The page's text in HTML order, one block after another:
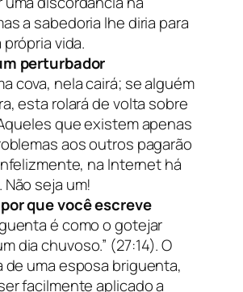
a sabedoria lhe diria para
vida.
perturbador
cova, nela cairá; se alguém
esta rolará de volta sobre
que existem apenas
aos outros pagarão
na Internet há
seja um!
que você escreve
é como o gotejar
dia chuvoso.” (27:14).O
de uma esposa briguenta,
facilmente aplicado a